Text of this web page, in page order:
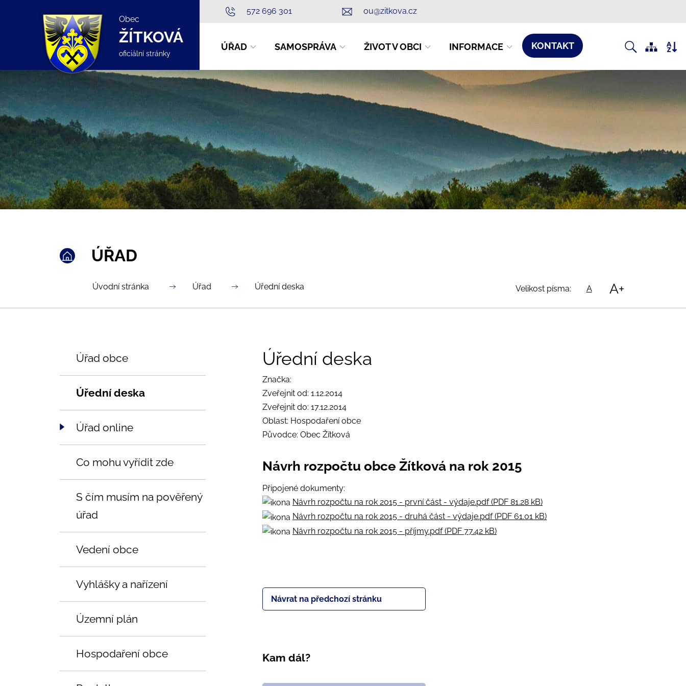
Obec
ŽÍTKOVÁ
oficiální stránky
572 696 301 ou@zitkova.cz
ÚŘAD SAMOSPRÁVA ŽIVOT V OBCI INFORMACE KONTAKT
ÚŘAD
Úvodní stránka Úřad Úřední deska Velikost písma: A A+
Úřední deska
Značka:
Zveřejnit od: 1.12.2014
Zveřejnit do: 17.12.2014
Oblast: Hospodaření obce
Původce: Obec Žítková
Návrh rozpočtu obce Žítková na rok 2015
Připojené dokumenty:
Návrh rozpočtu na rok 2015 - první část - výdaje.pdf (PDF 81.28 kB)
Návrh rozpočtu na rok 2015 - druhá část - výdaje.pdf (PDF 61.01 kB)
Návrh rozpočtu na rok 2015 - příjmy.pdf (PDF 77.42 kB)
Návrat na předchozí stránku
Kam dál?
Úřad obce
Úřední deska
Úřad online
Co mohu vyřídit zde
S čím musím na pověřený
úřad
Vedení obce
Vyhlášky a nařízení
Územní plán
Hospodaření obce